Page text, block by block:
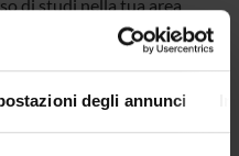
degli annunci
di studi nella tua area
informazioni, risorse e
carriera universitaria
Esse3, corsi e-
di segreteria,